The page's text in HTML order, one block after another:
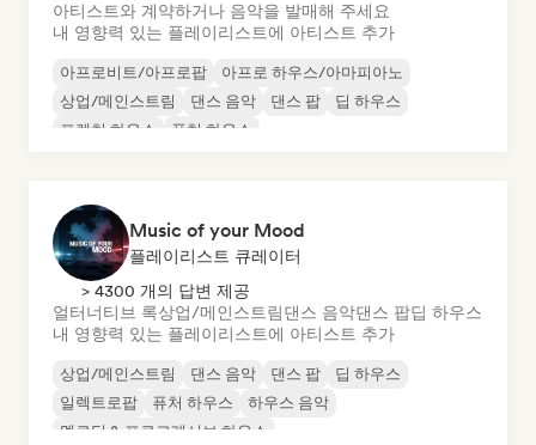
아티스트와 계약하거나 음악을 발매해 주세요
내 영향력 있는 플레이리스트에 아티스트 추가
아프로비트/아프로팝
아프로 하우스/아마피아노
상업/메인스트림
댄스 음악 댄스 팝
딥 하우스
프렌치 하우스
퓨처 하우스
Music of your Mood
플레이리스트 큐레이터
> 4300 개의 답변 제공
얼터너티브 록상업/메인스트림댄스 음악댄스 팝딥 하우스
내 영향력 있는 플레이리스트에 아티스트 추가
상업/메인스트림 댄스 음악 댄스 팝
딥 하우스
일렉트로팝
퓨처 하우스
하우스 음악
멜로딕 & 프로그레시브 하우스